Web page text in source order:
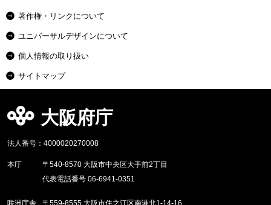
著作権・リンクについて
ユニバーサルデザインについて
個人情報の取り扱い
サイトマップ
大阪府庁
法人番号：4000020270008
本庁
〒540-8570 大阪市中央区大手前2丁目
代表電話番号 06-6941-0351